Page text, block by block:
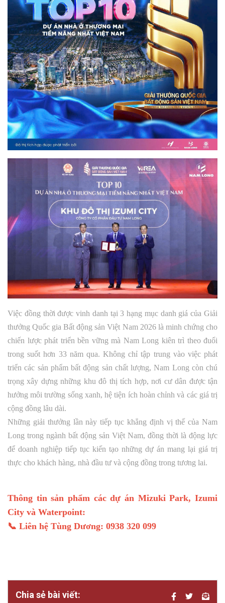
Việc đồng thời được vinh danh tại 3 hạng mục danh giá của Giải
thưởng Quốc gia Bất động sản Việt Nam 2026 là minh chứng cho
chiến lược phát triển bền vững mà Nam Long kiên trì theo đuổi
trong suốt hơn 33 năm qua. Không chỉ tập trung vào việc phát
triển các sản phẩm bất động sản chất lượng, Nam Long còn chú
trọng xây dựng những khu đô thị tích hợp, nơi cư dân được tận
hưởng môi trường sống xanh, hệ tiện ích hoàn chỉnh và các giá trị
cộng đồng lâu dài.
Những giải thưởng lần này tiếp tục khẳng định vị thế của Nam
Long trong ngành bất động sản Việt Nam, đồng thời là động lực
để doanh nghiệp tiếp tục kiến tạo những dự án mang lại giá trị
thực cho khách hàng, nhà đầu tư và cộng đồng trong tương lai.
Thông tin sản phẩm các dự án Mizuki Park, Izumi
City và Waterpoint:
📞 Liên hệ Tùng Dương: 0938 320 099
Chia sẻ bài viết: